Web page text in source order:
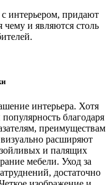
интерьером, придают
чему и являются столь
интерьера. Хотя
благодаря
преимуществам
расширяют
и палящих
мебели. Уход за
достаточно